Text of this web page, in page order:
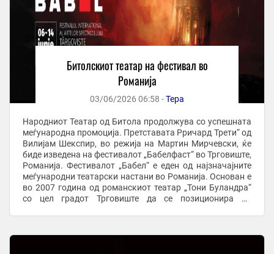
Битолскиот театар на фестивал во
Романија
03/06/2026 06:58 -Тера
Народниот Театар од Битола продолжува со успешната
меѓународна промоција. Претставата Рричард Трети“ од
Вилијам Шекспир, во режија на Мартин Мирчевски, ќе
биде изведена на фестивалот „Бабелфаст“ во Трговиште,
Романија. Фестивалот „Бабел“ е еден од најзначајните
меѓународни театарски настани во Романија. Основан е
во 2007 година од романскиот театар „Тони Буландра“
со цел градот Трговиште да се позиционира на